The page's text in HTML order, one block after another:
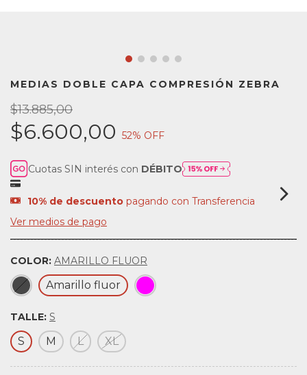
MEDIAS DOBLE CAPA COMPRESIÓN ZEBRA
$13.885,00
$6.600,00 52% OFF
Cuotas SIN interés con DÉBITO
10% de descuento pagando con Transferencia
Ver medios de pago
COLOR: AMARILLO FLUOR
Amarillo fluor
TALLE: S
S M L XL